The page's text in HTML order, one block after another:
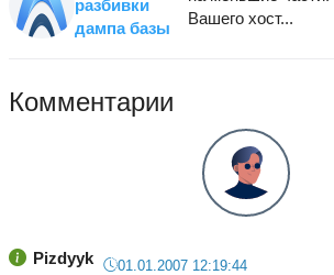
разбивки
дампа базы
Вашего хост...
Комментарии
Pizdyyk 01.01.2007 12:19:44